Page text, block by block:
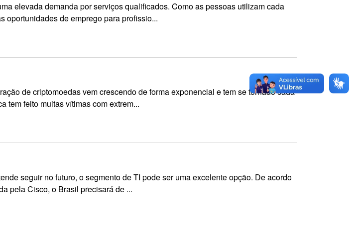
elevada demanda por serviços qualificados. Como as pessoas utilizam cada
oportunidades de emprego para profissio...
de criptomoedas vem crescendo de forma exponencial e tem se tornado cada
tem feito muitas vítimas com extrem...
seguir no futuro, o segmento de TI pode ser uma excelente opção. De acordo
pela Cisco, o Brasil precisará de ...